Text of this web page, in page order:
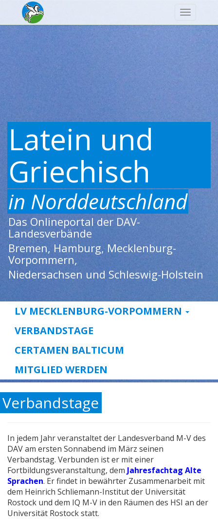
Latein und
Griechisch
in Norddeutschland
Das Onlineportal der DAV-
Landesverbände
Bremen, Hamburg, Mecklenburg-
Vorpommern,
Niedersachsen und Schleswig-Holstein
LV MECKLENBURG-VORPOMMERN
VERBANDSTAGE
CERTAMEN BALTICUM
MITGLIED WERDEN
Verbandstage
In jedem Jahr veranstaltet der Landesverband M-V des
DAV am ersten Sonnabend im März seinen
Verbandstag. Verbunden ist er mit einer
Fortbildungsveranstaltung, dem Jahresfachtag Alte
Sprachen. Er findet in bewährter Zusammenarbeit mit
dem Heinrich Schliemann-Institut der Universität
Rostock und dem IQ M-V in den Räumen des HSI an der
Universität Rostock statt.